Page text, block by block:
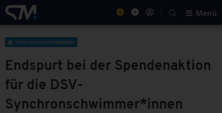
Menü
SYNCHRONSCHWIMMEN
Endspurt bei der Spendenaktion
für die DSV-
Synchronschwimmer*innen